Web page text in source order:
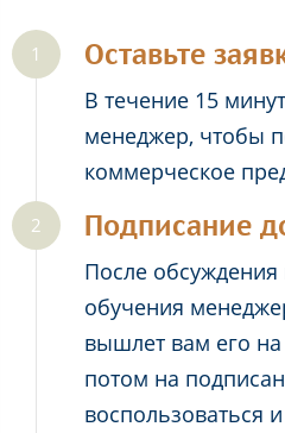
Оставьте
В течение 15
менеджер, чтобы
коммерческое
Подписание
После обсуждения
обучения
вышлет вам его на
потом на
воспользоваться